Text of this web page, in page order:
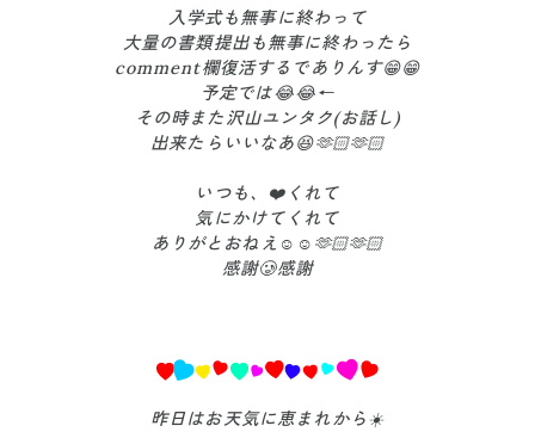
入学式も無事に終わって
大量の書類提出も無事に終わったら
comment欄復活するでありんす😁😁
予定では😂😂←
その時また沢山ユンタク(お話し)
出来たらいいなあ😆🫶🏻🫶🏻
いつも、❤️くれて
気にかけてくれて
ありがとおねえ☺️☺️🫶🏻🫶🏻
感謝🥲感謝
昨日はお天気に恵まれから☀️